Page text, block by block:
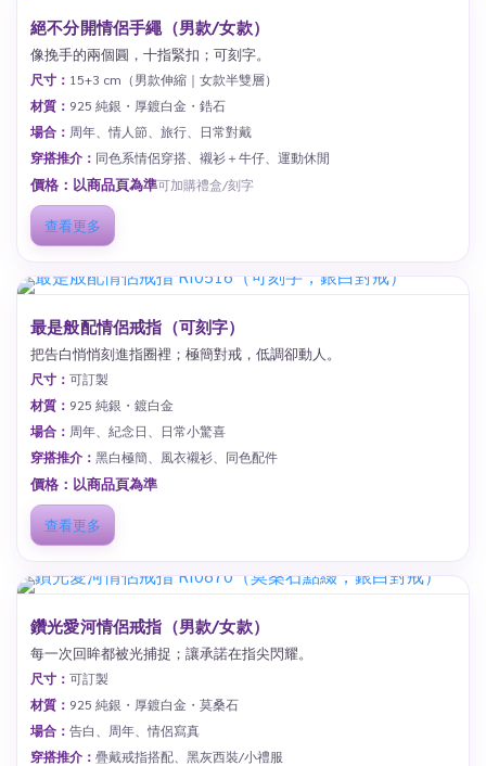
絕不分開情侶手繩（男款/女款）
像挽手的兩個圓，十指緊扣；可刻字。
尺寸： 15+3 cm（男款伸縮｜女款半雙層）
材質： 925 純銀・厚鍍白金・鋯石
場合： 周年、情人節、旅行、日常對戴
穿搭推介： 同色系情侶穿搭、襯衫＋牛仔、運動休閒
價格：以商品頁為準可加購禮盒/刻字
查看更多
最是般配情侶戒指（可刻字）
把告白悄悄刻進指圈裡；極簡對戒，低調卻動人。
尺寸： 可訂製
材質： 925 純銀・鍍白金
場合： 周年、紀念日、日常小驚喜
穿搭推介： 黑白極簡、風衣襯衫、同色配件
價格：以商品頁為準
查看更多
鑽光愛河情侶戒指（男款/女款）
每一次回眸都被光捕捉；讓承諾在指尖閃耀。
尺寸： 可訂製
材質： 925 純銀・厚鍍白金・莫桑石
場合： 告白、周年、情侶寫真
穿搭推介： 疊戴戒指搭配、黑灰西裝/小禮服